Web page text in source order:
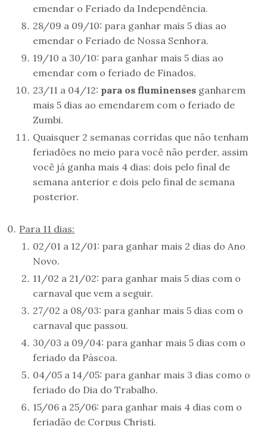
emendar o Feriado da Independência.
28/09 a 09/10: para ganhar mais 5 dias ao
emendar o Feriado de Nossa Senhora.
19/10 a 30/10: para ganhar mais 5 dias ao
emendar com o feriado de Finados.
23/11 a 04/12: para os fluminensesganharem
mais 5 dias ao emendarem com o feriado de
Zumbi.
Quaisquer 2 semanas corridas que não tenham
feriadões no meio para você não perder, assim
você já ganha mais 4 dias: dois pelo final de
semana anterior e dois pelo final de semana
posterior.
Para 11 dias:
02/01 a 12/01: para ganhar mais 2 dias do Ano
Novo.
11/02 a 21/02: para ganhar mais 5 dias com o
carnaval que vem a seguir.
27/02 a 08/03: para ganhar mais 5 dias com o
carnaval que passou.
30/03 a 09/04: para ganhar mais 5 dias com o
feriado da Páscoa.
04/05 a 14/05: para ganhar mais 3 dias como o
feriado do Dia do Trabalho.
15/06 a 25/06: para ganhar mais 4 dias com o
feriadão de Corpus Christi.